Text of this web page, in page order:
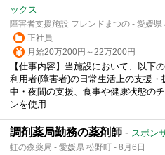
ックス
障害者支援施設 フレンドまつの - 愛媛県
正社員
月給20万200円～22万200円
【仕事内容】当施設において、以下
利用者(障害者)の日常生活上の支援
中・夜間の支援、食事や健康状態の
ンを使用...
調剤薬局勤務の薬剤師 - スポン
虹の森薬局 - 愛媛県 松野町 - 8月6日